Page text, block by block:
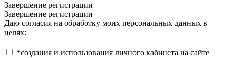
Завершение регистрации
Завершение регистрации
Даю согласия на обработку моих персональных данных в
целях:
*создания и использования личного кабинета на сайте